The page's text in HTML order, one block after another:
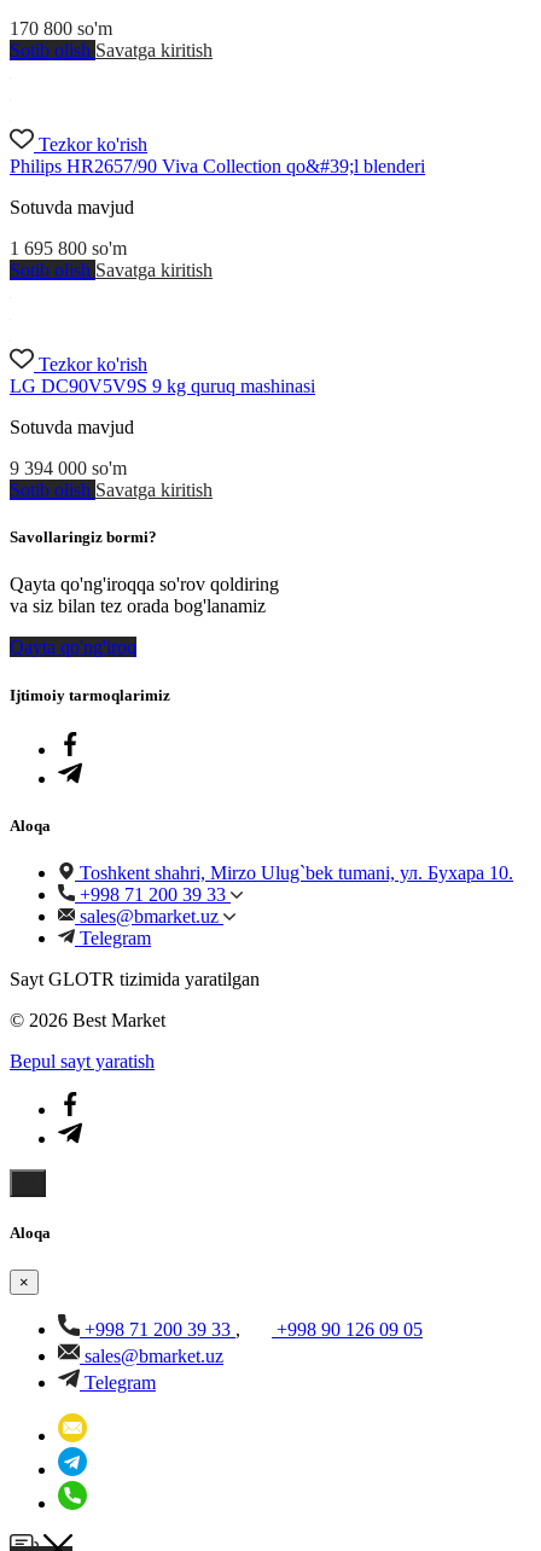
170 800 so'm
Sotib olish Savatga kiritish
Tezkor ko'rish
Philips HR2657/90 Viva Collection qo&#39;l blenderi
Sotuvda mavjud
1 695 800 so'm
Sotib olish Savatga kiritish
Tezkor ko'rish
LG DC90V5V9S 9 kg quruq mashinasi
Sotuvda mavjud
9 394 000 so'm
Sotib olish Savatga kiritish
Savollaringiz bormi?
Qayta qo'ng'iroqqa so'rov qoldiring
va siz bilan tez orada bog'lanamiz
Qayta qo'ng'iroq
Ijtimoiy tarmoqlarimiz
Aloqa
Toshkent shahri, Mirzo Ulug`bek tumani, ул. Бухара 10.
+998 71 200 39 33
sales@bmarket.uz
Telegram
Sayt GLOTR tizimida yaratilgan
© 2026 Best Market
Bepul sayt yaratish
Aloqa
×
+998 71 200 39 33 ,
+998 90 126 09 05
sales@bmarket.uz
Telegram